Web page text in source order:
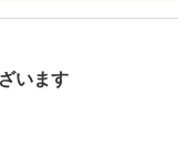
います